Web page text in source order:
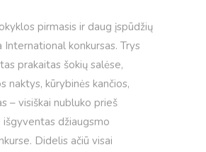
pirmasis ir daug įspūdžių
International konkursas. Trys
prakaitas šokių salėse,
naktys, kūrybinės kančios,
– visiškai nubluko prieš
išgyventas džiaugsmo
Didelis ačiū visai